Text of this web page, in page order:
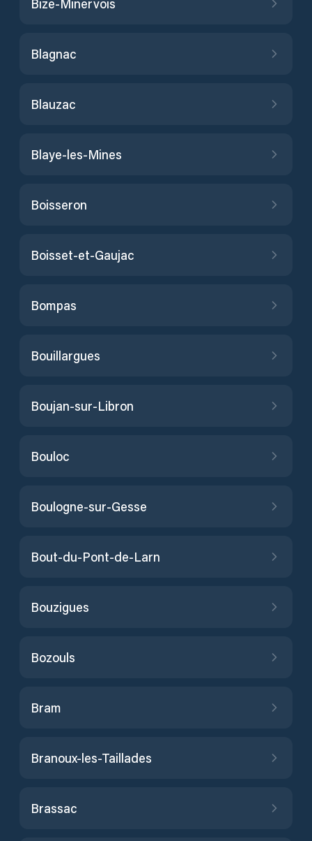
Bize-Minervois
Blagnac
Blauzac
Blaye-les-Mines
Boisseron
Boisset-et-Gaujac
Bompas
Bouillargues
Boujan-sur-Libron
Bouloc
Boulogne-sur-Gesse
Bout-du-Pont-de-Larn
Bouzigues
Bozouls
Bram
Branoux-les-Taillades
Brassac